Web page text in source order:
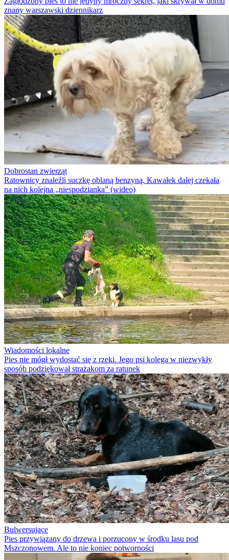
znany warszawski dziennikarz
Dobrostan zwierząt
Ratownicy znaleźli suczkę oblaną benzyną. Kawałek dalej czekała
na nich kolejna „niespodzianka” (wideo)
Wiadomości lokalne
Pies nie mógł wydostać się z rzeki. Jego psi kolega w niezwykły
sposób podziękował strażakom za ratunek
Bulwersujące
Pies przywiązany do drzewa i porzucony w środku lasu pod
Mszczonowem. Ale to nie koniec potworności